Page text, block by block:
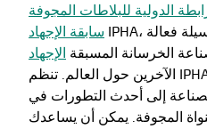
الدولية للبلاطات المجوفة
سابقة الإجهاد IPHA، التي تأسست عام 1969، وسيلة فعالة
الخرسانة المسبقة الإجهاد
الآخرين حول العالم. تنظم IPHA ندوات فنية سنوياً، حيث
إلى أحدث التطورات في
المجوفة. يمكن أن يساعدك